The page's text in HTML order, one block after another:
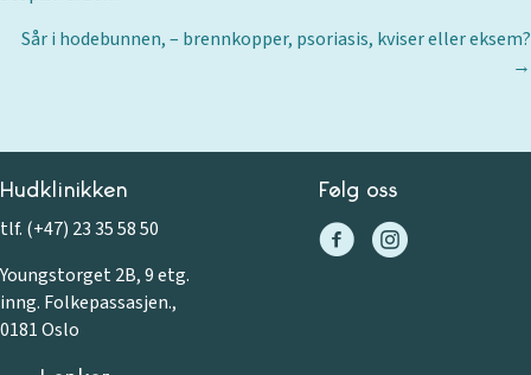
navigation
Sår i hodebunnen, – brennkopper, psoriasis, kviser eller eksem?
→
Hudklinikken
tlf. (+47) 23 35 58 50
Youngstorget 2B, 9 etg.
inng. Folkepassasjen.,
0181 Oslo
Følg oss